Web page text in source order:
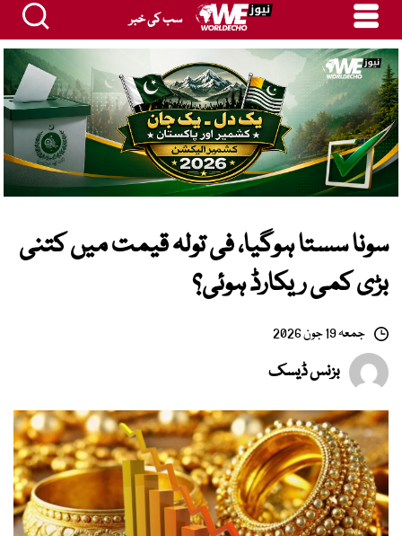
سب کی خبر
سونا سستا ہوگیا، فی تولہ قیمت میں کتنی
بڑی کمی ریکارڈ ہوئی؟
جمعہ 19 جون 2026
بزنس ڈیسک